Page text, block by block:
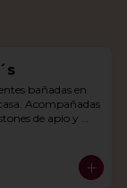
bañadas en
Acompañadas
de apio y